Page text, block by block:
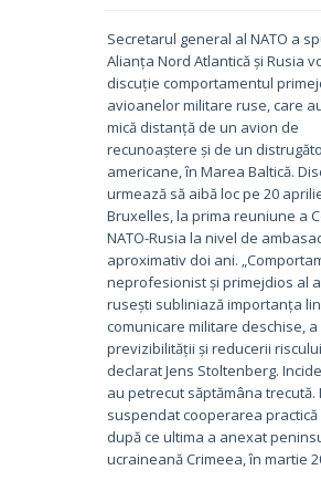
Secretarul general al NATO a
Alianța Nord Atlantică și Rusia
discuție comportamentul
avioanelor militare ruse, care
mică distanță de un avion de
recunoaștere și de un
americane, în Marea Baltică.
urmează să aibă loc pe 20
Bruxelles, la prima reuniune a
NATO-Rusia la nivel de
aproximativ doi ani.
neprofesionist și primejdios al
rusești subliniază importanța
comunicare militare deschise, a
previzibilității și reducerii
declarat Jens Stoltenberg.
au petrecut săptămâna trecută.
suspendat cooperarea practică
după ce ultima a anexat
ucraineană Crimeea, în martie